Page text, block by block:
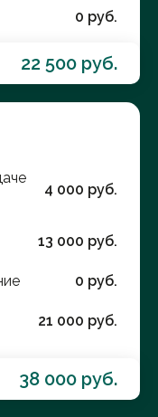
0 руб.
22 500 руб.
4 000 руб.
13 000 руб.
0 руб.
21 000 руб.
38 000 руб.